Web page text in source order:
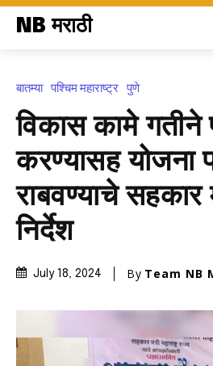
NB मराठी
बातम्या पश्चिम महाराष्ट्र पुणे
विकास कामे गतीने
करण्यासह योजना
राबवण्याचे सहकार
निर्देश
July 18, 2024 By Team NB